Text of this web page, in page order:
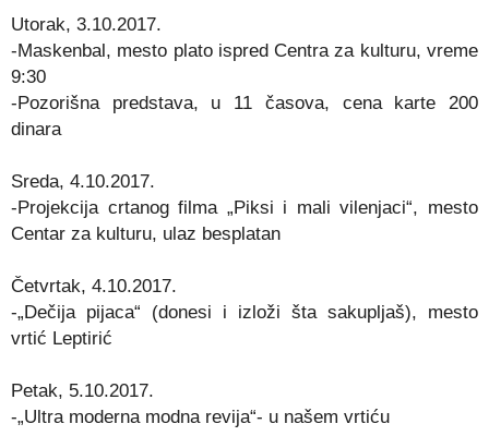
Utorak, 3.10.2017.
-Maskenbal, mesto plato ispred Centra za kulturu, vreme
9:30
-Pozorišna predstava, u 11 časova, cena karte 200
dinara
Sreda, 4.10.2017.
-Projekcija crtanog filma „Piksi i mali vilenjaci“, mesto
Centar za kulturu, ulaz besplatan
Četvrtak, 4.10.2017.
-„Dečija pijaca“ (donesi i izloži šta sakupljaš), mesto
vrtić Leptirić
Petak, 5.10.2017.
-„Ultra moderna modna revija“- u našem vrtiću